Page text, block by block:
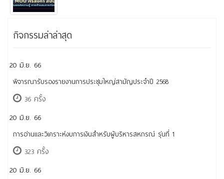
กิจกรรมล่าล่าสุด
20 มิ.ย. 66
พิจารณารับรองรายงานการประชุมใหญ่สามัญประจำปี 2568
36 ครั้ง
20 มิ.ย. 66
การอ่านและวิเคราะห์งบการเงินสำหรับผู้บริหารสหกรณ์ รุ่นที่ 1
323 ครั้ง
20 มิ.ย. 66